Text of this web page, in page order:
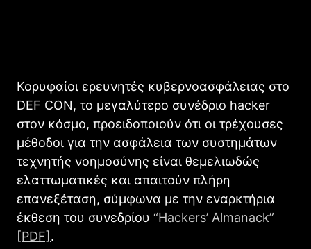
Κορυφαίοι ερευνητές κυβερνοασφάλειας στο
DEF CON, το μεγαλύτερο συνέδριο hacker
στον κόσμο, προειδοποιούν ότι οι τρέχουσες
μέθοδοι για την ασφάλεια των συστημάτων
τεχνητής νοημοσύνης είναι θεμελιωδώς
ελαττωματικές και απαιτούν πλήρη
επανεξέταση, σύμφωνα με την εναρκτήρια
έκθεση του συνεδρίου “Hackers’ Almanack”
[PDF] .